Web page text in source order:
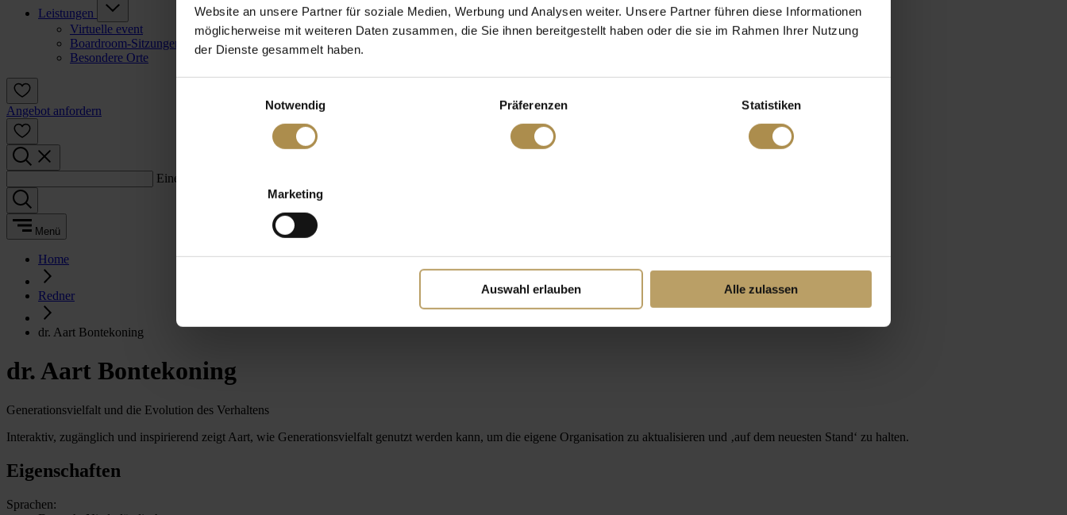
Website an unsere Partner für soziale Medien, Werbung und Analysen weiter. Unsere Partner führen diese Informationen
möglicherweise mit weiteren Daten zusammen, die Sie ihnen bereitgestellt haben oder die sie im Rahmen Ihrer Nutzung
der Dienste gesammelt haben.
Notwendig
Präferenzen Statistiken
Marketing
Auswahl erlauben Alle zulassen
Leistungen
Virtuelle event
Boardroom-Sitzungen
Besondere Orte
Angebot anfordern
Einen Suchbegriff eingeben:
Menü
Home
Redner
dr. Aart Bontekoning
dr. Aart Bontekoning
Generationsvielfalt und die Evolution des Verhaltens
Interaktiv, zugänglich und inspirierend zeigt Aart, wie Generationsvielfalt genutzt werden kann, um die eigene Organisation zu aktualisieren und ‚auf dem neuesten Stand‘ zu halten.
Eigenschaften
Sprachen: